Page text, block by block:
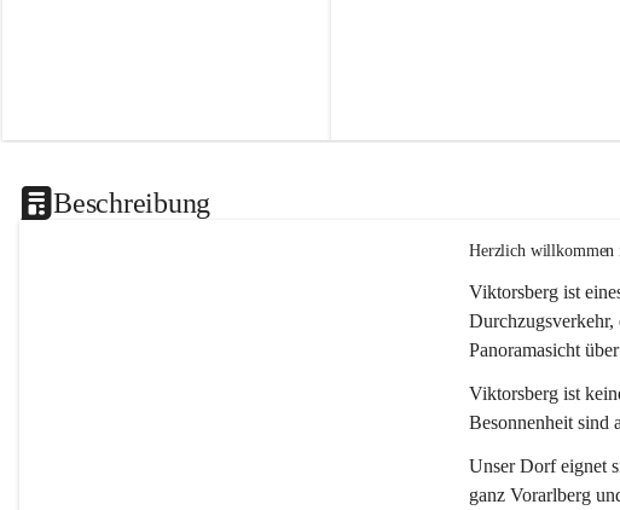
Beschreibung
Herzlich willkommen
Viktorsberg ist
Durchzugsverkehr,
Panoramasicht
Viktorsberg ist
Besonnenheit sind
Unser Dorf eignet
ganz Vorarlberg